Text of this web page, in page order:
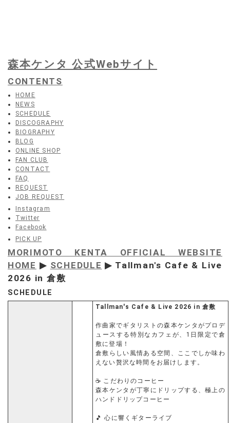
森本ケンタ 公式Webサイト
CONTENTS
HOME
NEWS
SCHEDULE
DISCOGRAPHY
BIOGRAPHY
BLOG
ONLINE SHOP
FAN CLUB
CONTACT
FAQ
REQUEST
JOB REQUEST
Instagram
Twitter
Facebook
PICK UP
MORIMOTO KENTA OFFICIAL WEBSITE
HOME ▶ SCHEDULE ▶ Tallman's Cafe & Live
2026 in 倉敷
SCHEDULE
Tallman's Cafe & Live 2026 in 倉敷
作曲家でギタリストの森本ケンタがプロデ
ュースする特別なカフェが、1日限定で倉
敷に登場！
倉敷らしい風情ある空間、ここでしか味わ
えない贅沢な時間をお届けします。
☕ こだわりのコーヒー
森本ケンタが丁寧にドリップする、極上の
ハンドドリップコーヒー
🎵 心に響くギターライブ